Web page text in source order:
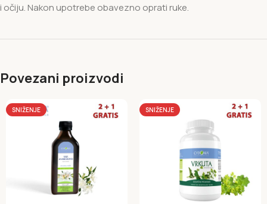
i očiju. Nakon upotrebe obavezno oprati ruke.
Povezani proizvodi
SNIŽENJE SNIŽENJE